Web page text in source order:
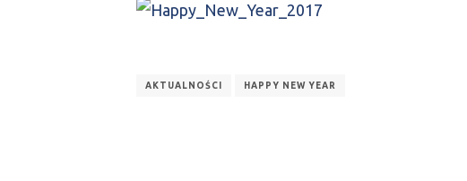
AKTUALNOŚCI HAPPY NEW YEAR